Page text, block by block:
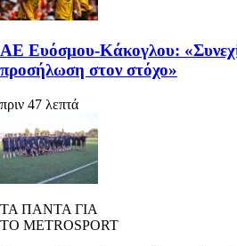
ΑΕ Ευόσμου-Κάκογλου:
προσήλωση στον στόχο»
πριν 47 λεπτά
ΤΑ ΠΑΝΤΑ ΓΙΑ
ΤΟ METROSPORT